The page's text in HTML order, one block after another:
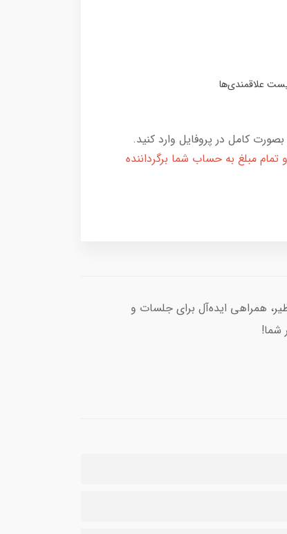
کامل در پروفایل وارد کنید.
مبلغ به حساب شما برگرداننده
همراهی ایده‌آل برای جلسات و
شما!